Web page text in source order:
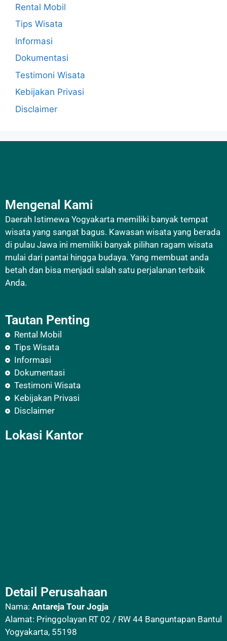
Rental Mobil
Tips Wisata
Informasi
Dokumentasi
Testimoni Wisata
Kebijakan Privasi
Disclaimer
Mengenal Kami
Daerah Istimewa Yogyakarta memiliki banyak tempat
wisata yang sangat bagus. Kawasan wisata yang berada
di pulau Jawa ini memiliki banyak pilihan ragam wisata
mulai dari pantai hingga budaya. Yang membuat anda
betah dan bisa menjadi salah satu perjalanan terbaik
Anda.
Tautan Penting
Rental Mobil
Tips Wisata
Informasi
Dokumentasi
Testimoni Wisata
Kebijakan Privasi
Disclaimer
Lokasi Kantor
Detail Perusahaan
Nama: Antareja Tour Jogja
Alamat: Pringgolayan RT 02 / RW 44 Banguntapan Bantul
Yogyakarta, 55198